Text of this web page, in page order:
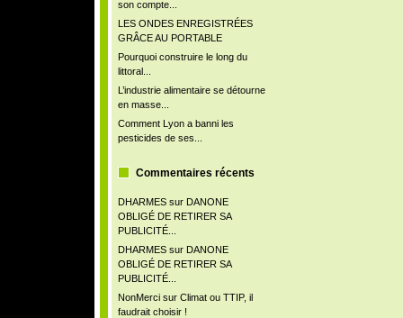
son compte...
LES ONDES ENREGISTRÉES
GRÂCE AU PORTABLE
Pourquoi construire le long du
littoral...
L’industrie alimentaire se détourne
en masse...
Comment Lyon a banni les
pesticides de ses...
Commentaires récents
DHARMESsur DANONE
OBLIGÉ DE RETIRER SA
PUBLICITÉ...
DHARMESsur DANONE
OBLIGÉ DE RETIRER SA
PUBLICITÉ...
NonMercisur Climat ou TTIP, il
faudrait choisir !